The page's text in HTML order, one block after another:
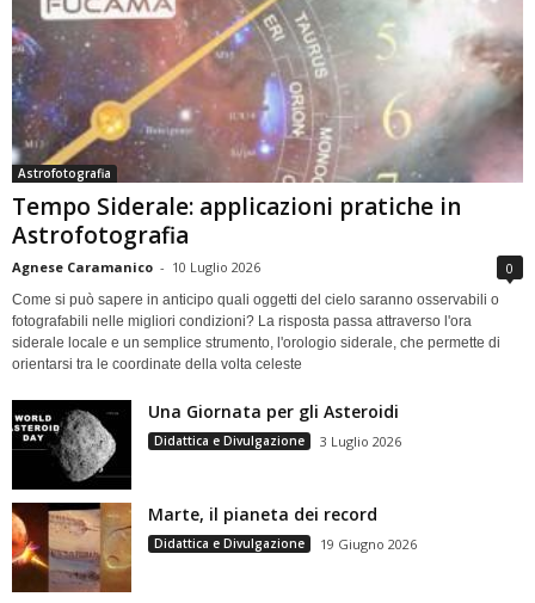
Astrofotografia
Tempo Siderale: applicazioni pratiche in
Astrofotografia
Agnese Caramanico - 10 Luglio 2026 0
Come si può sapere in anticipo quali oggetti del cielo saranno osservabili o
fotografabili nelle migliori condizioni? La risposta passa attraverso l'ora
siderale locale e un semplice strumento, l'orologio siderale, che permette di
orientarsi tra le coordinate della volta celeste
Una Giornata per gli Asteroidi
Didattica e Divulgazione 3 Luglio 2026
Marte, il pianeta dei record
Didattica e Divulgazione 19 Giugno 2026